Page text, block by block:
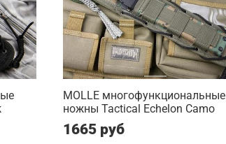
MOLLE многофункциональные
ножны Tactical Echelon Camo
1665 руб